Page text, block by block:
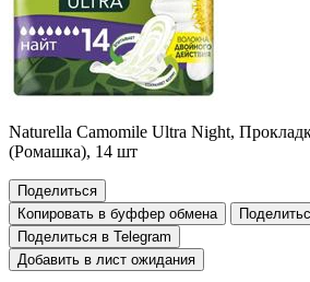
Naturella Camomile Ultra Night,
(Ромашка), 14 шт
Поделиться
Копировать в буффер обмена
Поделиться в Telegram
Добавить в лист ожидания